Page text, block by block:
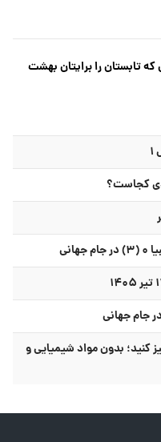
تابستان را برایتان بهشت
کجاست؟
۵ دقیقه‌ای تمیز کنید؛ بدون مواد شیمیایی و